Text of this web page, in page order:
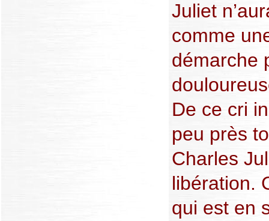
Juliet
comme
démarche
De ce cri
peu près
Charles
libération.
qui est en